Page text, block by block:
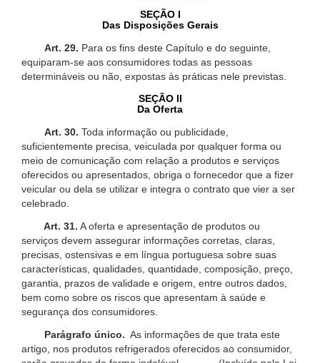
SEÇÃO I
Das Disposições Gerais
Art. 29. Para os fins deste Capítulo e do seguinte,
equiparam-se aos consumidores todas as pessoas
determináveis ou não, expostas às práticas nele previstas.
SEÇÃO II
Da Oferta
Art. 30. Toda informação ou publicidade,
suficientemente precisa, veiculada por qualquer forma ou
meio de comunicação com relação a produtos e serviços
oferecidos ou apresentados, obriga o fornecedor que a fizer
veicular ou dela se utilizar e integra o contrato que vier a ser
celebrado.
Art. 31. A oferta e apresentação de produtos ou
serviços devem assegurar informações corretas, claras,
precisas, ostensivas e em língua portuguesa sobre suas
características, qualidades, quantidade, composição, preço,
garantia, prazos de validade e origem, entre outros dados,
bem como sobre os riscos que apresentam à saúde e
segurança dos consumidores.
Parágrafo único. As informações de que trata este
artigo, nos produtos refrigerados oferecidos ao consumidor,